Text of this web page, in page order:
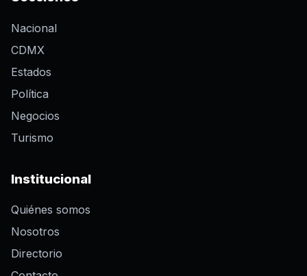
Nacional
CDMX
Estados
Política
Negocios
Turismo
Institucional
Quiénes somos
Nosotros
Directorio